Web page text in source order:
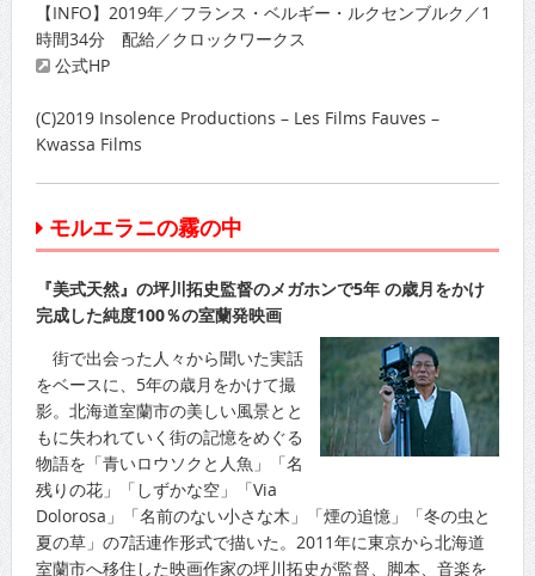
【INFO】2019年／フランス・ベルギー・ルクセンブルク／1
時間34分 配給／クロックワークス
公式HP
(C)2019 Insolence Productions – Les Films Fauves –
Kwassa Films
モルエラニの霧の中
『美式天然』の坪川拓史監督のメガホンで5年 の歳月をかけ
完成した純度100％の室蘭発映画
街で出会った人々から聞いた実話
をベースに、5年の歳月をかけて撮
影。北海道室蘭市の美しい風景とと
もに失われていく街の記憶をめぐる
物語を「青いロウソクと人魚」「名
残りの花」「しずかな空」「Via
Dolorosa」「名前のない小さな木」「煙の追憶」「冬の虫と
夏の草」の7話連作形式で描いた。2011年に東京から北海道
室蘭市へ移住した映画作家の坪川拓史が監督、脚本、音楽を